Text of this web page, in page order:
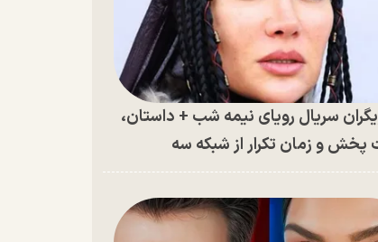
سریال رویای نیمه شب + داستان،
و زمان تکرار از شبکه سه